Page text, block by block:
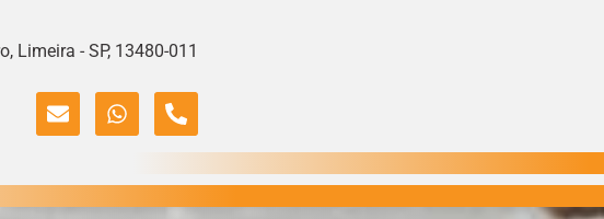
Limeira - SP, 13480-011